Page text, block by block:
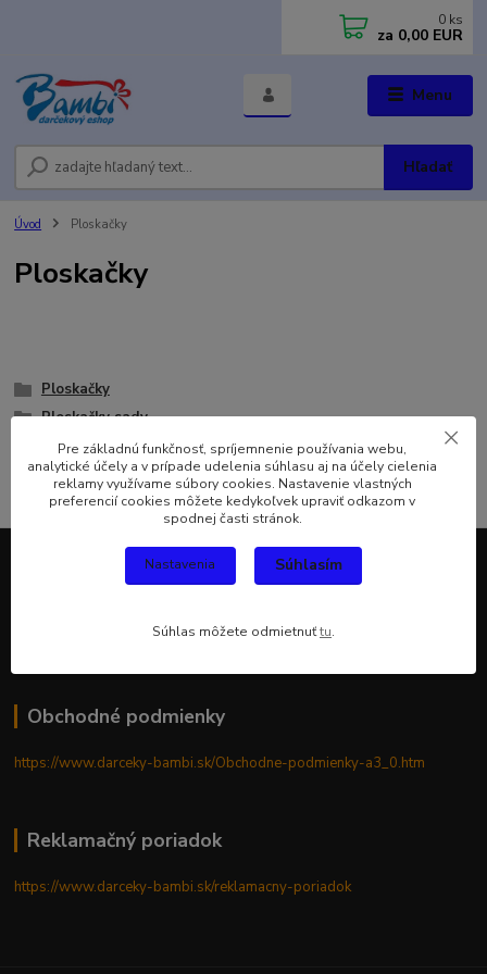
Menu
Hľadať
0 ks
za 0,00 EUR
Úvod Ploskačky
Ploskačky
Ploskačky
Ploskačky sady
https://www.darceky-bambi.sk/gdpr
Obchodné podmienky
https://www.darceky-bambi.sk/Obchodne-podmienky-a3_0.htm
Reklamačný poriadok
https://www.darceky-bambi.sk/reklamacny-poriadok
Pre základnú funkčnosť, spríjemnenie používania webu,
analytické účely a v prípade udelenia súhlasu aj na účely cielenia
reklamy využívame súbory cookies. Nastavenie vlastných
preferencií cookies môžete kedykoľvek upraviť odkazom v
spodnej časti stránok.
Nastavenia Súhlasím
Súhlas môžete odmietnuťtu.